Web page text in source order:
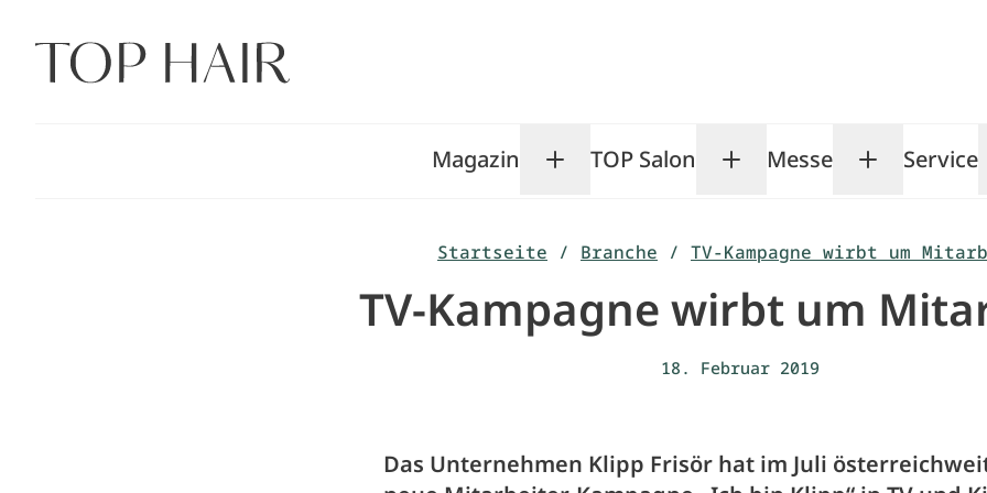
Inhalt
springen
Magazin Toggle Magazin submenu
TOP Salon Toggle TOP Salon
Messe ToggleService
Startseite / Branche / TV-Kampagne wirbt um
TV-Kampagne wirbt um
18. Februar 2019
Das Unternehmen Klipp Frisör hat im Juli